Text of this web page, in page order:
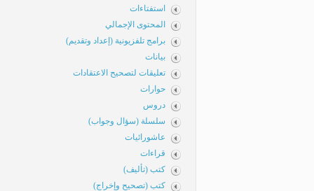
استفتاءات
المحتوى الإجمالي
برامج تلفزيونية (إعداد وتقديم)
بيانات
تعليقات لتصحيح الاعتقادات
حوارات
دروس
سلسلة (سؤال وجواب)
عاشورائيات
قراءات
كتب (تأليف)
كتب (تصحيح وإخراج)